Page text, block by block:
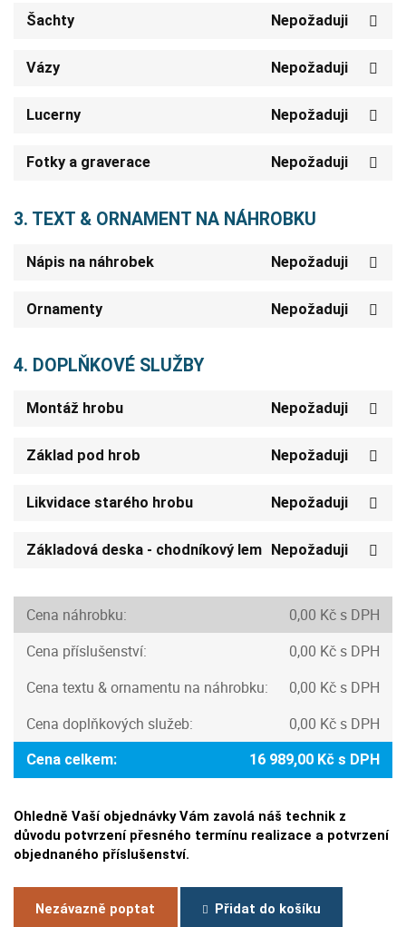
Šachty Nepožaduji
Vázy Nepožaduji
Lucerny Nepožaduji
Fotky a graverace Nepožaduji
3. TEXT & ORNAMENT NA NÁHROBKU
Nápis na náhrobek Nepožaduji
Ornamenty Nepožaduji
4. DOPLŇKOVÉ SLUŽBY
Montáž hrobu Nepožaduji
Základ pod hrob Nepožaduji
Likvidace starého hrobu Nepožaduji
Základová deska - chodníkový lem Nepožaduji
Cena náhrobku:
0,00 Kč s DPH
Cena příslušenství:
0,00 Kč s DPH
Cena textu & ornamentu na náhrobku:
0,00 Kč s DPH
Cena doplňkových služeb:
0,00 Kč s DPH
Cena celkem: 16 989,00 Kč s DPH
Ohledně Vaší objednávky Vám zavolá náš technik z
důvodu potvrzení přesného termínu realizace a potvrzení
objednaného příslušenství.
Nezávazně poptat Přidat do košíku